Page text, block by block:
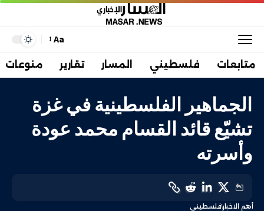
Aa
متابعات فلسطيني المسار تقارير منوعات
الجماهير الفلسطينية في غزة
تشيّع قائد القسام محمد عودة
وأسرته
أهم الاخبارفلسطيني